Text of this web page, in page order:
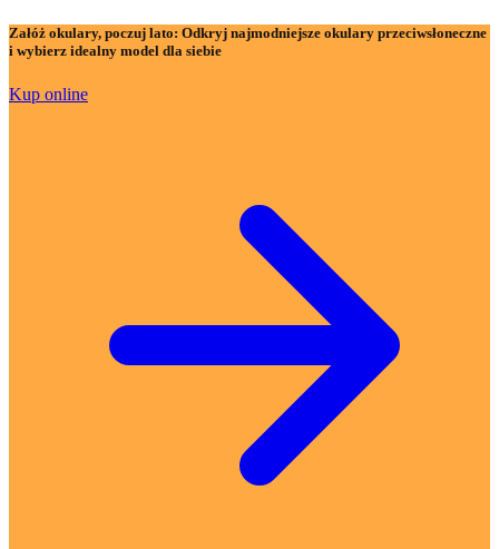
Załóż okulary, poczuj lato: Odkryj najmodniejsze okulary przeciwsłoneczne
i wybierz idealny model dla siebie
Kup online